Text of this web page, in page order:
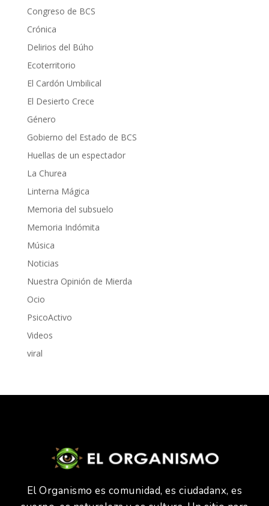
Congreso de BCS
Crónica
Delirios del Búho
Ecoterritorio
El Cardón Umbilical
El Desierto Crece
Género
Gobierno del Estado de BCS
Huellas de un espectador
La Churea
Linterna Mágica
Memoria del subsuelo
Memoria Indómita
Música
Noticias
Nuestra Opinión de Mierda
Ocio
PsicoActivo
Videos
viral
El Organismo es comunidad, es ciudadanx, es